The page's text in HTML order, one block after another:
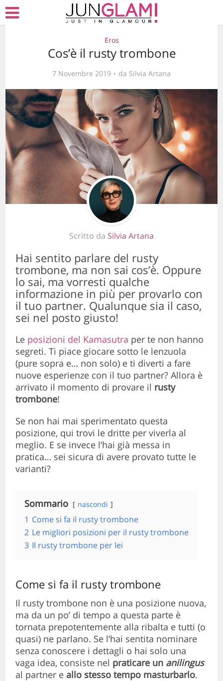
Eros
Cos’è il rusty trombone
7 Novembre 2019 da Silvia Artana
Scritto da Silvia Artana
Hai sentito parlare del rusty
trombone, ma non sai cos’è. Oppure
lo sai, ma vorresti qualche
informazione in più per provarlo con
il tuo partner. Qualunque sia il caso,
sei nel posto giusto!
Le posizioni del Kamasutra per te non hanno
segreti. Ti piace giocare sotto le lenzuola
(pure sopra e… non solo) e ti diverti a fare
nuove esperienze con il tuo partner? Allora è
arrivato il momento di provare il rusty
trombone!
Se non hai mai sperimentato questa
posizione, qui trovi le dritte per viverla al
meglio. E se invece l’hai già messa in
pratica… sei sicura di avere provato tutte le
varianti?
Sommario nascondi
1 Come si fa il rusty trombone
2 Le migliori posizioni per il rusty trombone
3 Il rusty trombone per lei
Come si fa il rusty trombone
Il rusty trombone non è una posizione nuova,
ma da un po’ di tempo a questa parte è
tornata prepotentemente alla ribalta e tutti (o
quasi) ne parlano. Se l’hai sentita nominare
senza conoscere i dettagli o hai solo una
vaga idea, consiste nel praticare un anilingus
al partner e allo stesso tempo masturbarlo.